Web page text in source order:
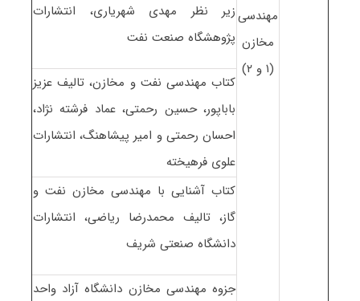
مهندسی
مخازن
(۱ و ۲)
زیر نظر مهدی شهریاری، انتشارات
پژوهشگاه صنعت نفت
کتاب مهندسی نفت و مخازن، تالیف عزیز
باباپور، حسین رحمتی، عماد فرشته نژاد،
احسان رحمتی و امیر پیشاهنگ، انتشارات
علوی فرهیخته
کتاب آشنایی با مهندسی مخازن نفت و
گاز، تالیف محمدرضا ریاضی، انتشارات
دانشگاه صنعتی شریف
جزوه مهندسی مخازن دانشگاه آزاد واحد